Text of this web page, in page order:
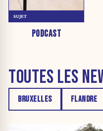
PODCAST
SUJET
TOUTES LES
BRUXELLES FLANDRE